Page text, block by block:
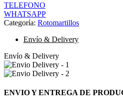
TELEFONO
WHATSAPP
Categoría: Rotomartillos
Envío & Delivery
Envío & Delivery
ENVIO Y ENTREGA DE